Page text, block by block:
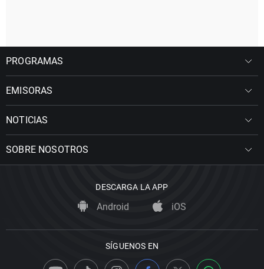
PROGRAMAS
EMISORAS
NOTICIAS
SOBRE NOSOTROS
DESCARGA LA APP
Android iOS
SÍGUENOS EN